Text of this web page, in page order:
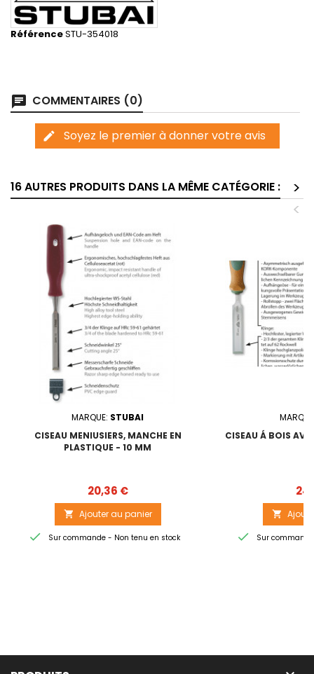
RéférenceSTU-354018
chat COMMENTAIRES (0)
edit Soyez le premier à donner votre avis
16 AUTRES PRODUITS DANS LA MÊME CATÉGORIE :
>
<
MARQUE: STUBAI
CISEAU MENIUSIERS, MANCHE EN
PLASTIQUE - 10 MM
Prix
20,36 €
 Ajouter au panier
 Sur commande - Non tenu en stock
CISEAU Á BOIS

 Sur